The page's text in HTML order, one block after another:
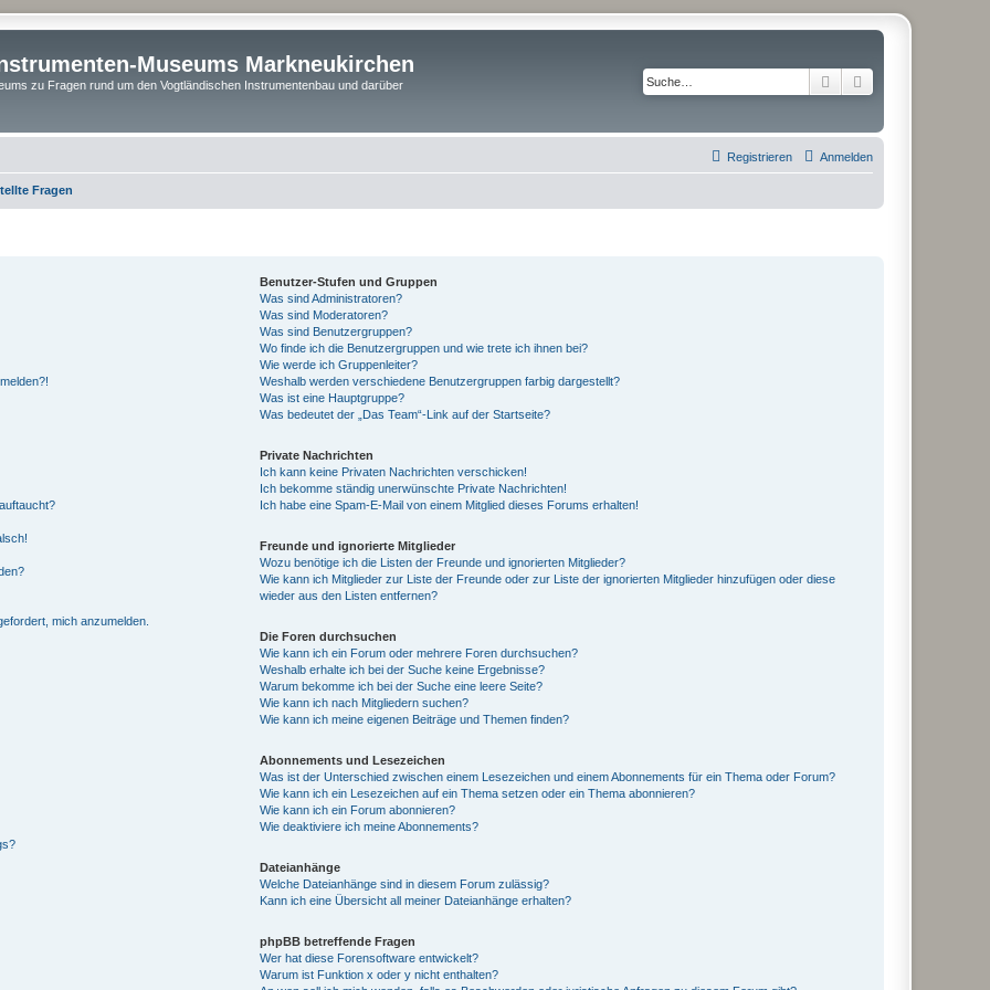
Museums Markneukirchen
zu Fragen rund um den Vogtländischen Instrumentenbau und darüber Suche
Anmelden
Registrieren
Fragen
mich anzumelden.
Benutzer-Stufen und Gruppen
Was sind Administratoren?
Was sind Moderatoren?
Was sind Benutzergruppen?
Wo finde ich die Benutzergruppen und wie trete ich ihnen bei?
Wie werde ich Gruppenleiter?
Weshalb werden verschiedene Benutzergruppen farbig dargestellt?
Was ist eine Hauptgruppe?
Was bedeutet der „Das Team“-Link auf der Startseite?
Private Nachrichten
Ich kann keine Privaten Nachrichten verschicken!
Ich bekomme ständig unerwünschte Private Nachrichten!
Ich habe eine Spam-E-Mail von einem Mitglied dieses Forums erhalten!
Freunde und ignorierte Mitglieder
Wozu benötige ich die Listen der Freunde und ignorierten Mitglieder?
Wie kann ich Mitglieder zur Liste der Freunde oder zur Liste der ignorierten Mitglieder hinzufügen oder diese
wieder aus den Listen entfernen?
Die Foren durchsuchen
Wie kann ich ein Forum oder mehrere Foren durchsuchen?
Weshalb erhalte ich bei der Suche keine Ergebnisse?
Warum bekomme ich bei der Suche eine leere Seite?
Wie kann ich nach Mitgliedern suchen?
Wie kann ich meine eigenen Beiträge und Themen finden?
Abonnements und Lesezeichen
Was ist der Unterschied zwischen einem Lesezeichen und einem Abonnements für ein Thema oder Forum?
Wie kann ich ein Lesezeichen auf ein Thema setzen oder ein Thema abonnieren?
Wie kann ich ein Forum abonnieren?
Wie deaktiviere ich meine Abonnements?
Dateianhänge
Welche Dateianhänge sind in diesem Forum zulässig?
Kann ich eine Übersicht all meiner Dateianhänge erhalten?
phpBB betreffende Fragen
Wer hat diese Forensoftware entwickelt?
Warum ist Funktion x oder y nicht enthalten?